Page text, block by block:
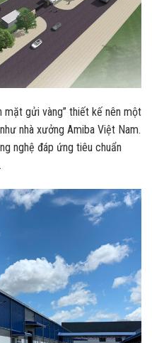
mặt gửi vàng” thiết kế nên một
nhà xưởng Amiba Việt Nam.
nghệ đáp ứng tiêu chuẩn